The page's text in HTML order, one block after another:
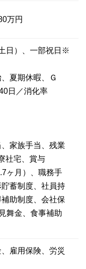
万円
日）、一部祝日※
夏期休暇、Ｇ
日／消化率
家族手当、残業
社宅、賞与
ヶ月）、職務手
蓄制度、社員持
助制度、会社保
舞金、食事補助
雇用保険、労災